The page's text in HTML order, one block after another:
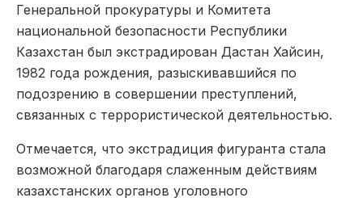
Генеральной прокуратуры и Комитета
национальной безопасности Республики
Казахстан был экстрадирован Дастан Хайсин,
1982 года рождения, разыскивавшийся по
подозрению в совершении преступлений,
связанных с террористической деятельностью.
Отмечается, что экстрадиция фигуранта стала
возможной благодаря слаженным действиям
казахстанских органов уголовного